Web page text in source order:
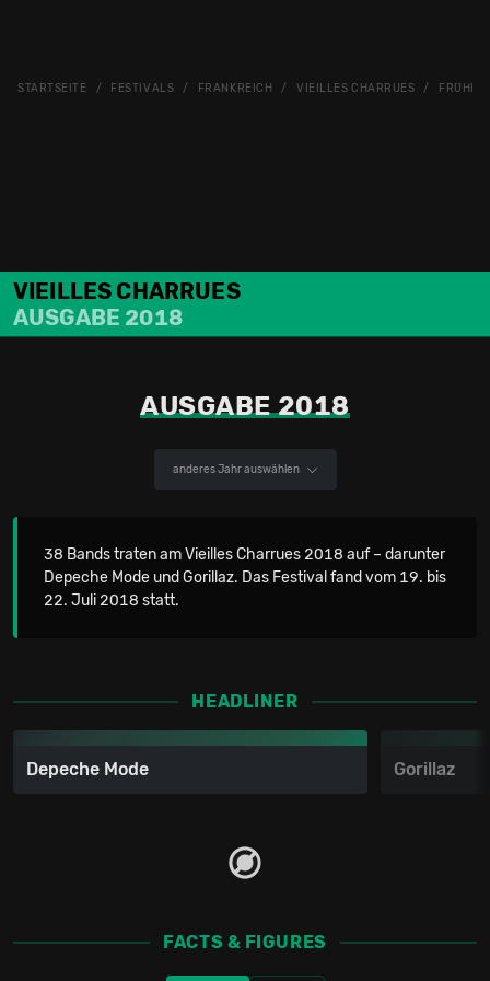
STARTSEITE FESTIVALS FRANKREICH VIEILLES CHARRUES
VIEILLES CHARRUES
AUSGABE 2018
AUSGABE 2018
anderes Jahr auswählen
38 Bands traten am Vieilles Charrues 2018 auf – darunter
Depeche Mode und Gorillaz. Das Festival fand vom 19. bis
22. Juli 2018 statt.
HEADLINER
Depeche Mode Gorillaz
FACTS & FIGURES